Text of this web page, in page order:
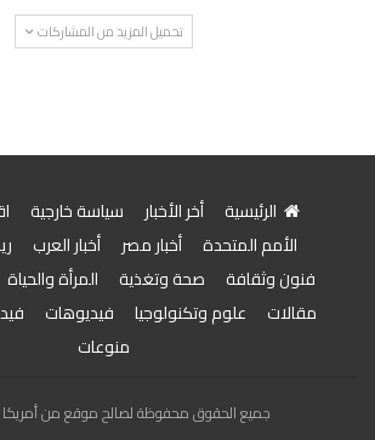
تحميل المزيد من المشاركات
الرئيسية أخر الأخبار سياسة خارجية
الأمم المتحدة
أخبار مصر أخبار العرب
فنون وثقافة
صحة وتغذية المرأة والحياة
مقالات
علوم وتكنولوجيا فيديوهات
منوعات
جميع الحقوق محفوظة لصالح موقع من أمريكا